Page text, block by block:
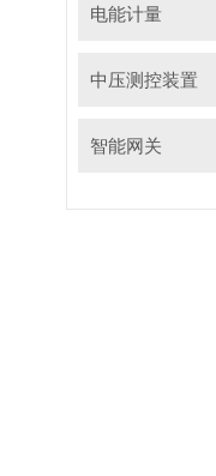
电能计量
中压测控装置
智能网关